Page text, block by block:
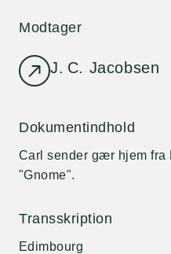
Modtager
J. C. Jacobsen
Dokumentindhold
Carl sender gær hjem fra
"Gnome".
Transskription
Edimbourg